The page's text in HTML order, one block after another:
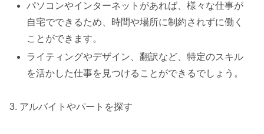
パソコンやインターネットがあれば、様々な仕事が
自宅でできるため、時間や場所に制約されずに働く
ことができます。
ライティングやデザイン、翻訳など、特定のスキル
を活かした仕事を見つけることができるでしょう。
3. アルバイトやパートを探す